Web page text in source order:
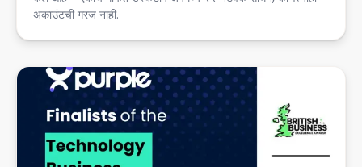
अकाउंटची गरज नाही.